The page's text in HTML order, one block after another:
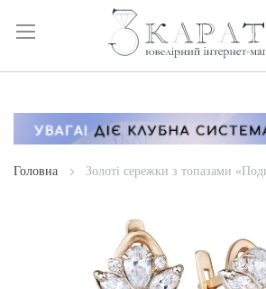
Skip
Content
Головна Золоті сережки з топазами